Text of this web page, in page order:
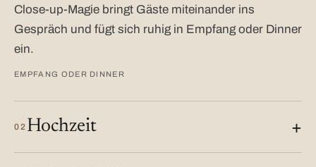
Close-up-Magie bringt Gäste miteinander ins
Gespräch und fügt sich ruhig in Empfang oder Dinner
ein.
EMPFANG ODER DINNER
02 Hochzeit